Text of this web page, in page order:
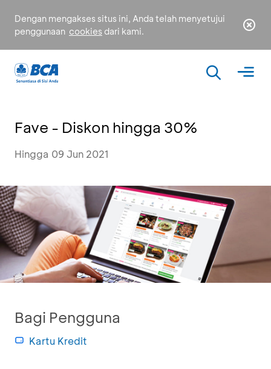
Dengan mengakses situs ini, Anda telah menyetujui
penggunaan cookies dari kami.
Fave - Diskon hingga 30%
Hingga 09 Jun 2021
Bagi Pengguna
Kartu Kredit